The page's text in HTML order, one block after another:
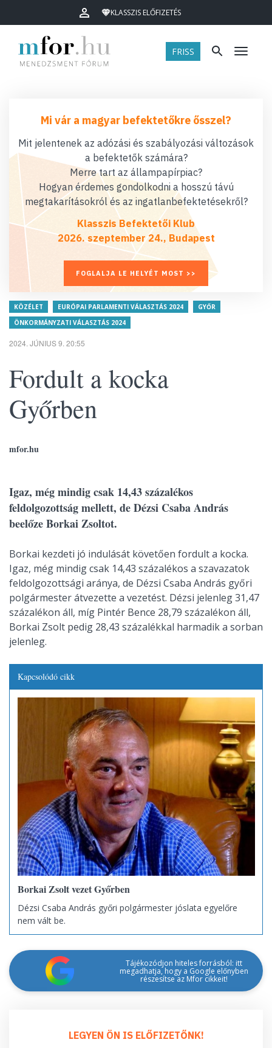
KLASSZIS ELŐFIZETÉS
FRISS Menü
Mi vár a magyar befektetőkre ősszel?
Mit jelentenek az adózási és szabályozási változások
a befektetők számára?
Merre tart az állampapírpiac?
Hogyan érdemes gondolkodni a hosszú távú
megtakarításokról és az ingatlanbefektetésekről?
Klasszis Befektetői Klub
2026. szeptember 24., Budapest
FOGLALJA LE HELYÉT MOST >>
KÖZÉLET EURÓPAI PARLAMENTI VÁLASZTÁS 2024
GYŐR
ÖNKORMÁNYZATI VÁLASZTÁS 2024
2024. JÚNIUS 9. 20:55
Fordult a kocka
Győrben
mfor.hu
Igaz, még mindig csak 14,43 százalékos
feldolgozottság mellett, de Dézsi Csaba András
beelőze Borkai Zsoltot.
Borkai kezdeti jó indulását követően fordult a kocka.
Igaz, még mindig csak 14,43 százalékos a szavazatok
feldolgozottsági aránya, de Dézsi Csaba András győri
polgármester átvezette a vezetést. Dézsi jelenleg 31,47
százalékon áll, míg Pintér Bence 28,79 százalékon áll,
Borkai Zsolt pedig 28,43 százalékkal harmadik a sorban
jelenleg.
Kapcsolódó cikk
Borkai Zsolt vezet Győrben
Dézsi Csaba András győri polgármester jóslata egyelőre
nem vált be.
Tájékozódjon hiteles forrásból: itt
megadhatja, hogy a Google előnyben
részesítse az Mfor cikkeit!
LEGYEN ÖN IS ELŐFIZETŐNK!